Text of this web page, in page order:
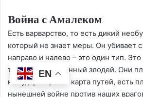
Война с Амалеком
Есть варварство, то есть дикий
который не знает меры. Он убивает
направо и налево – это один тип.
тип – организованный злодей. Они
как ударить, есть карта путей, есть
нынешней войне против наших
EN